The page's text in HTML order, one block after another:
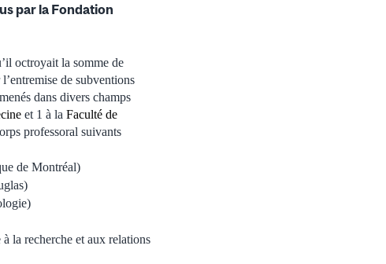
par la Fondation
octroyait la somme de
de subventions
dans divers champs
et 1 à la Faculté de
professoral suivants
de Montréal)
la recherche et aux relations